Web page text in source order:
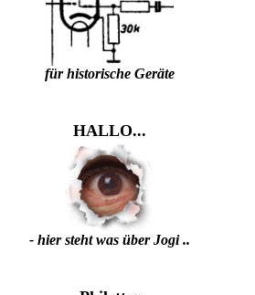
für historische Geräte
HALLO...
- hier steht was über Jogi ..